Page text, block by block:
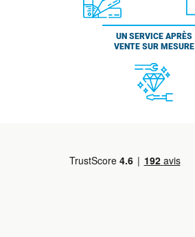
UN SERVICE APRÈS
VENTE SUR MESURE